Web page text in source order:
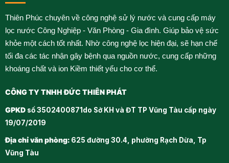
Thiên Phúc chuyên về công nghệ sử lý nước và cung cấp máy
lọc nước Công Nghiệp - Văn Phòng - Gia đình. Giúp bảo vệ sức
khỏe một cách tốt nhất. Nhờ công nghệ lọc hiện đại, sẽ hạn chế
tối đa các tác nhận gây bệnh qua nguồn nước, cung cấp những
khoáng chất và ion Kiềm thiết yếu cho cơ thể.
CÔNG TY TNHH ĐỨC THIÊN PHÁT
GPKDsố 3502400871do Sở KH và ĐT TP Vũng Tàu cấp ngày
19/07/2019
Địa chỉ văn phòng:625 đường 30.4, phường Rạch Dừa, Tp
Vũng Tàu